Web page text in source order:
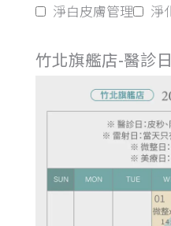
淨白皮膚管理
淨
竹北旗艦店-醫診